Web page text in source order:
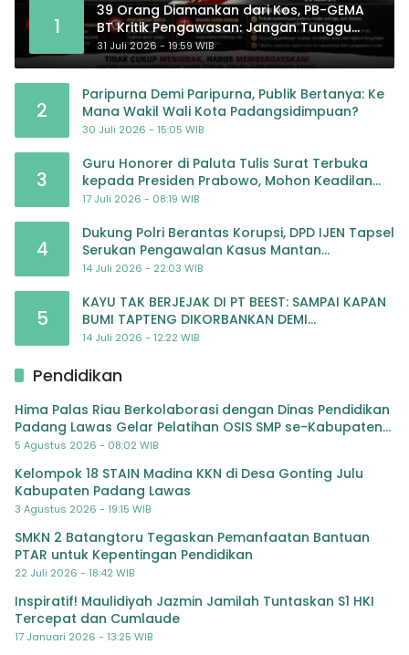
1
39 Orang Diamankan dari Kos, PB-GEMA
BT Kritik Pengawasan: Jangan Tunggu
Masyarakat Bergerak Baru Negara
Bertindak
31 Juli 2026 - 19:59 WIB
2
Paripurna Demi Paripurna, Publik Bertanya: Ke
Mana Wakil Wali Kota Padangsidimpuan?
30 Juli 2026 - 15:05 WIB
3
Guru Honorer di Paluta Tulis Surat Terbuka
kepada Presiden Prabowo, Mohon Keadilan
atas Dugaan Kriminalisasi
17 Juli 2026 - 08:19 WIB
4
Dukung Polri Berantas Korupsi, DPD IJEN Tapsel
Serukan Pengawalan Kasus Mantan
Jampidsus hingga Tuntas
14 Juli 2026 - 22:03 WIB
5
KAYU TAK BERJEJAK DI PT BEEST: SAMPAI KAPAN
BUMI TAPTENG DIKORBANKAN DEMI
KEUNTUNGAN? KETUA DPW SUMUT IJEN DESAK
14 Juli 2026 - 12:22 WIB
Pendidikan
Hima Palas Riau Berkolaborasi dengan Dinas Pendidikan
Padang Lawas Gelar Pelatihan OSIS SMP se-Kabupaten
Padang Lawas
5 Agustus 2026 - 08:02 WIB
Kelompok 18 STAIN Madina KKN di Desa Gonting Julu
Kabupaten Padang Lawas
3 Agustus 2026 - 19:15 WIB
SMKN 2 Batangtoru Tegaskan Pemanfaatan Bantuan
PTAR untuk Kepentingan Pendidikan
22 Juli 2026 - 18:42 WIB
Inspiratif! Maulidiyah Jazmin Jamilah Tuntaskan S1 HKI
Tercepat dan Cumlaude
17 Januari 2026 - 13:25 WIB